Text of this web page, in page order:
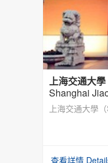
上海交通大學
Shanghai
上海交通大學
查看詳情